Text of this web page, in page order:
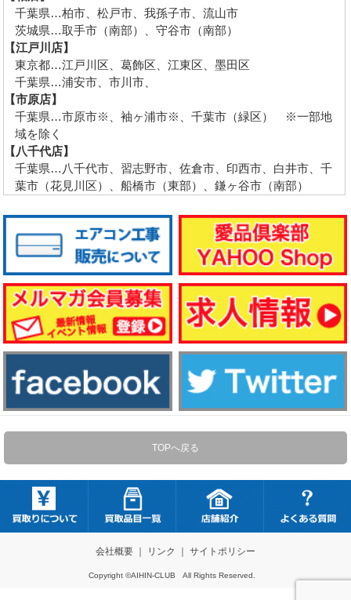
千葉県…柏市、松戸市、我孫子市、流山市
茨城県…取手市（南部）、守谷市（南部）
【江戸川店】
東京都…江戸川区、葛飾区、江東区、墨田区
千葉県…浦安市、市川市、
【市原店】
千葉県…市原市※、袖ヶ浦市※、千葉市（緑区） ※一部地
域を除く
【八千代店】
千葉県…八千代市、習志野市、佐倉市、印西市、白井市、千
葉市（花見川区）、船橋市（東部）、鎌ヶ谷市（南部）
TOPへ戻る
会社概要｜ リンク サイトポリシー
Copyright ©AIHIN-CLUB All Rights Reserved.